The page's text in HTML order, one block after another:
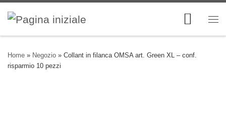
Skip to content
Home » Negozio » Collant in filanca OMSA art. Green XL – conf.
risparmio 10 pezzi